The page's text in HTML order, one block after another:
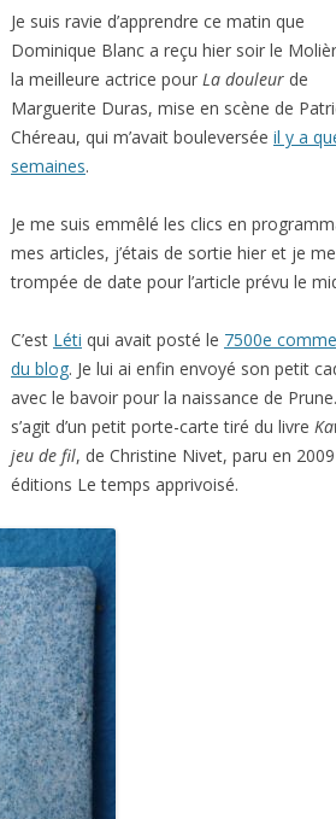
Je suis ravie d’apprendre ce matin que
Dominique Blanc a reçu hier soir le
la meilleure actrice pour La douleur de
Marguerite Duras, mise en scène de
Chéreau, qui m’avait bouleversée il y a
semaines.
Je me suis emmêlé les clics en
mes articles, j’étais de sortie hier et je
trompée de date pour l’article prévu le
C’est Léti qui avait posté le 7500e
du blog. Je lui ai enfin envoyé son petit
avec le bavoir pour la naissance de
s’agit d’un petit porte-carte tiré du livre
jeu de fil, de Christine Nivet, paru en
éditions Le temps apprivoisé.